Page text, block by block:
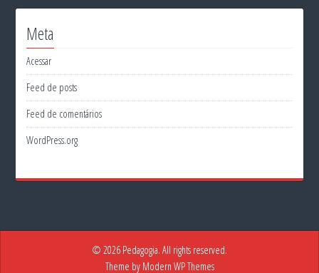
Meta
Acessar
Feed de posts
Feed de comentários
WordPress.org
© 2026 Pedagogia. All rights reserved.
Theme by Modern WP Themes